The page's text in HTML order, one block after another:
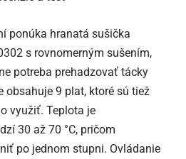
ponúka hranatá sušička
s rovnomerným sušením,
potreba prehadzovať tácky
obsahuje 9 plat, ktoré sú tiež
využiť. Teplota je
30 až 70 °C, pričom
po jednom stupni. Ovládanie